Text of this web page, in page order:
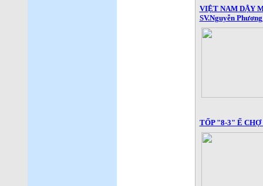
VIỆT NAM DẬY
SV.Nguyễn
TỐP "8-3" Ế CHỢ